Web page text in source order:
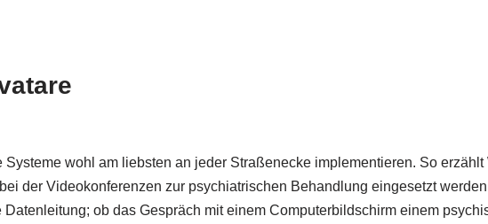
wohl am liebsten an jeder Straßenecke implementieren. So erzählt
der Videokonferenzen zur psychiatrischen Behandlung eingesetzt
ob das Gespräch mit einem Computerbildschirm einem